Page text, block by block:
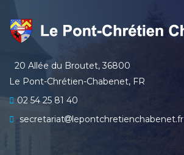
20 Allée du Broutet, 36800
Le Pont-Chrétien-Chabenet, FR
02 54 25 81 40
secretariat
lepontchretienchabenet.fr